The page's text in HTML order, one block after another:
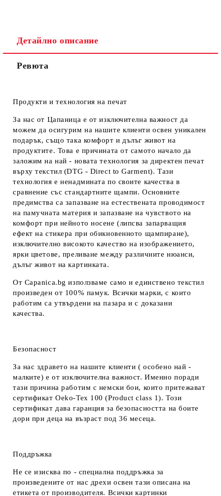
Детайлно описание
Ревюта
Продукти и технология на печат
За нас от Цапаница е от изключителна важност да
можем да осигурим на нашите клиенти освен уникален
подарък, също така комфорт и дълъг живот на
продуктите. Това е причината от самото начало да
заложим на най - новата технология за директен печат
върху текстил (DTG - Direct to Garment). Тази
технология е ненадмината по своите качества в
сравнение със стандартните щампи. Основните
предимства са запазване на естествената проводимост
на памучната материя и запазване на чувството на
комфорт при нейното носене (липсва запарващия
ефект на стикера при обикновенното щампиране),
изключително високото качество на изображението,
ярки цветове, преливане между различните нюанси,
дълъг живот на картинката.
От Capanica.bg използваме само и единствено текстил
произведен от 100% памук. Всички марки, с които
работим са утвърдени на пазара и с доказани
качества.
Безопасност
За нас здравето на нашите клиенти ( особено най -
малките) е от изключителна важност. Именно поради
тази причина работим с немски бои, които притежават
сертификат Oeko-Tex 100 (Product class 1). Този
сертификат дава гаранция за безопасността на боите
дори при деца на възраст под 36 месеца.
Поддръжка
Не се изисква по - специална поддръжка за
произведените от нас дрехи освен тази описана на
етикета от производителя. Всички картинки